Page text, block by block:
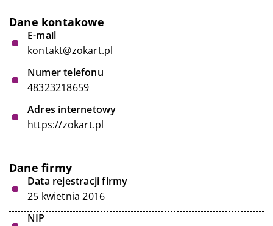
Dane kontakowe
E-mail
kontakt@zokart.pl
Numer telefonu
48323218659
Adres internetowy
https://zokart.pl
Dane firmy
Data rejestracji firmy
25 kwietnia 2016
NIP